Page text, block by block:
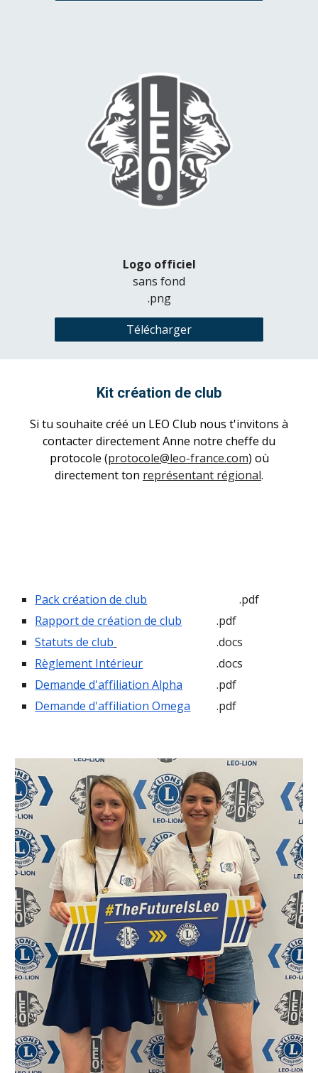
Logo officiel
sans fond
.png
Télécharger
Kit création de club
Si tu souhaite créé un LEO Club nous t'invitons à
contacter directement Anne notre cheffe du
protocole (protocole@leo-france.com) où
directement ton représentant régional.
Pack création de club
.pdf
Rapport de création de club
.pdf
Statuts de club
.docs
Règlement Intérieur
.docs
Demande d'affiliation Alpha
.pdf
Demande d'affiliation Omega
.pdf